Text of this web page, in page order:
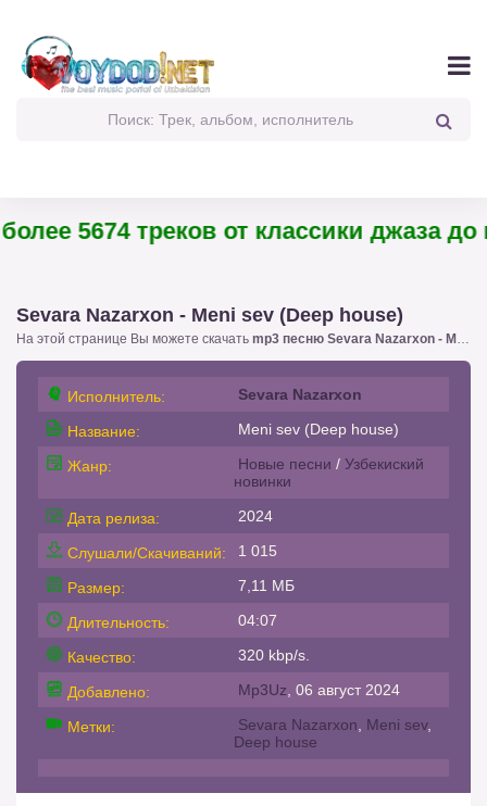
5674 треков от классики джаза до
Sevara Nazarxon - Meni sev (Deep house)
На этой странице Вы можете скачать mp3 песню Sevara Nazarxon - Meni sev (Deep house)
Исполнитель: Sevara Nazarxon
Название: Meni sev (Deep house)
Жанр: Новые песни / Узбекиский
новинки
Дата релиза: 2024
Слушали/Скачиваний: 1 015
Размер: 7,11 МБ
Длительность: 04:07
Качество: 320 kbp/s.
Добавлено: Mp3Uz , 06 август 2024
Метки: Sevara Nazarxon Meni sev,
Deep house